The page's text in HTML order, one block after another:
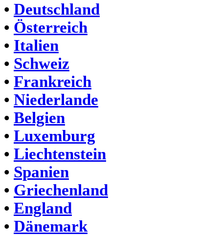
• Deutschland
• Österreich
• Italien
• Schweiz
• Frankreich
• Niederlande
• Belgien
• Luxemburg
• Liechtenstein
• Spanien
• Griechenland
• England
• Dänemark